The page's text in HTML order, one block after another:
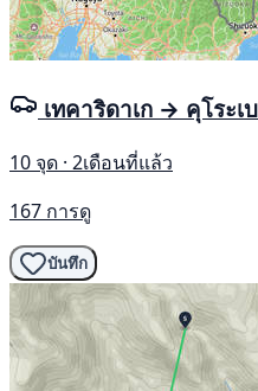
เทคาริดาเก → คุโระเ
10 จุด · 2เดือนที่แล้ว
167 การดู
บันทึก